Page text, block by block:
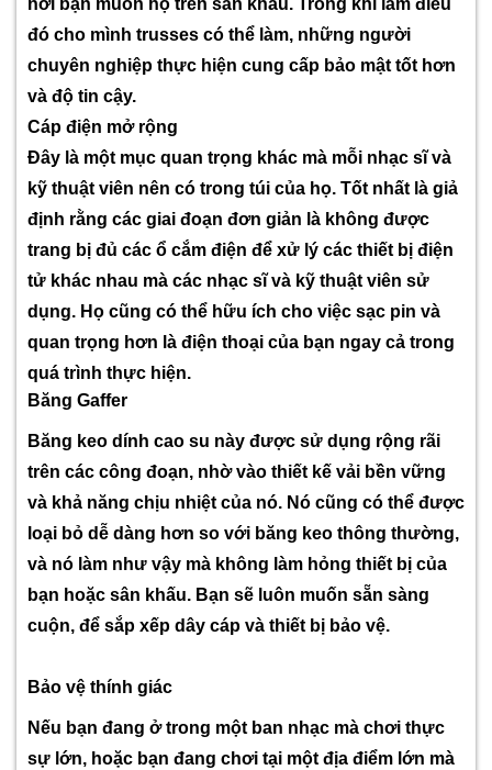
nơi bạn muốn họ trên sân khấu. Trong khi làm điều
đó cho mình trusses có thể làm, những người
chuyên nghiệp thực hiện cung cấp bảo mật tốt hơn
và độ tin cậy.
Cáp điện mở rộng
Đây là một mục quan trọng khác mà mỗi nhạc sĩ và
kỹ thuật viên nên có trong túi của họ. Tốt nhất là giả
định rằng các giai đoạn đơn giản là không được
trang bị đủ các ổ cắm điện để xử lý các thiết bị điện
tử khác nhau mà các nhạc sĩ và kỹ thuật viên sử
dụng. Họ cũng có thể hữu ích cho việc sạc pin và
quan trọng hơn là điện thoại của bạn ngay cả trong
quá trình thực hiện.
Băng Gaffer
Băng keo dính cao su này được sử dụng rộng rãi
trên các công đoạn, nhờ vào thiết kế vải bền vững
và khả năng chịu nhiệt của nó. Nó cũng có thể được
loại bỏ dễ dàng hơn so với băng keo thông thường,
và nó làm như vậy mà không làm hỏng thiết bị của
bạn hoặc sân khấu. Bạn sẽ luôn muốn sẵn sàng
cuộn, để sắp xếp dây cáp và thiết bị bảo vệ.
Bảo vệ thính giác
Nếu bạn đang ở trong một ban nhạc mà chơi thực
sự lớn, hoặc bạn đang chơi tại một địa điểm lớn mà